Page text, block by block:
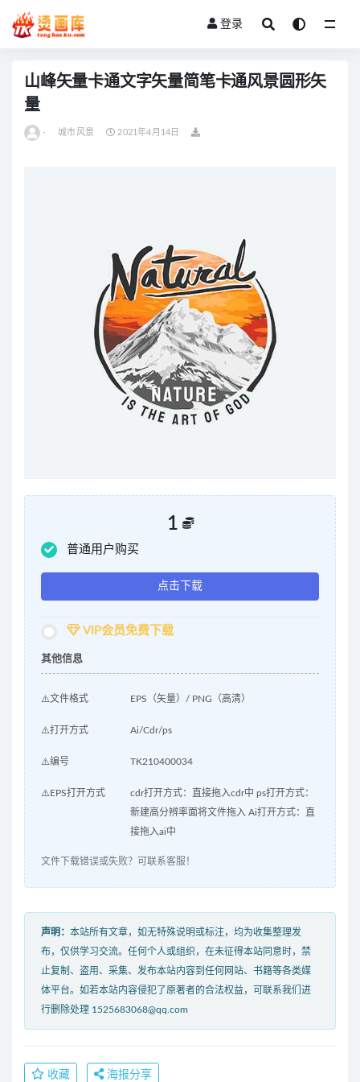
登录
山峰矢量卡通文字矢量简笔卡通风景圆形矢
量
- 城市风景 2021年4月14日
1
普通用户购买
点击下载
VIP会员免费下载
其他信息
⚠️文件格式 EPS（矢量）/ PNG（高清）
⚠️打开方式 Ai/Cdr/ps
⚠️编号 TK210400034
⚠️EPS打开方式
cdr打开方式：直接拖入cdr中 ps打开方式：
新建高分辨率面将文件拖入 Ai打开方式：直
接拖入ai中
文件下载错误或失败？可联系客服！
声明： 本站所有文章，如无特殊说明或标注，均为收集整理发
布，仅供学习交流。任何个人或组织，在未征得本站同意时，禁
止复制、盗用、采集、发布本站内容到任何网站、书籍等各类媒
体平台。如若本站内容侵犯了原著者的合法权益，可联系我们进
行删除处理 1525683068@qq.com
收藏 海报分享